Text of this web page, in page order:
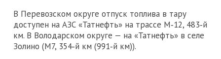
В Перевозском округе отпуск топлива в тару
доступен на АЗС «Татнефть» на трассе М‑12, 483‑й
км. В Володарском округе — на «Татнефть» в селе
Золино (М7, 354‑й км (991‑й км)).